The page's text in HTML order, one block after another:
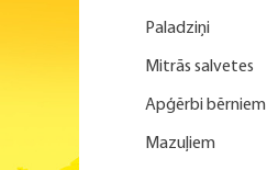
Paladziņi
Mitrās salvetes
Apģērbi bērniem
Mazuļiem